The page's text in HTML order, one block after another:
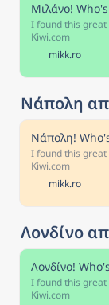
I found this
Kiwi.com
mikk.ro
Νάπολη
I found this
Kiwi.com
mikk.ro
Λονδίνο
I found this
Kiwi.com